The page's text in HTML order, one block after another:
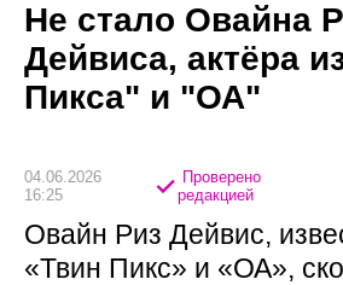
Не стало Овайна
Дейвиса, актёра
Пикса" и "ОА"
04.06.2026
16:25
Проверено
редакцией
Овайн Риз Дейвис,
«Твин Пикс» и «ОА»,